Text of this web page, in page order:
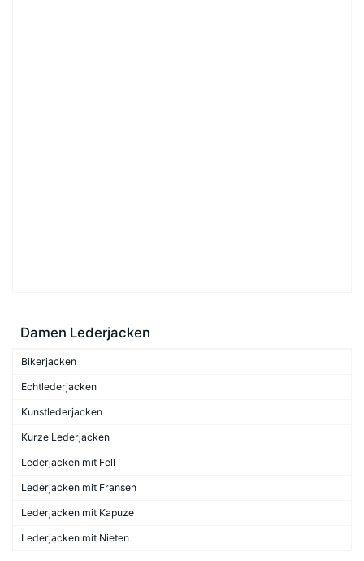
Damen Lederjacken
Bikerjacken
Echtlederjacken
Kunstlederjacken
Kurze Lederjacken
Lederjacken mit Fell
Lederjacken mit Fransen
Lederjacken mit Kapuze
Lederjacken mit Nieten